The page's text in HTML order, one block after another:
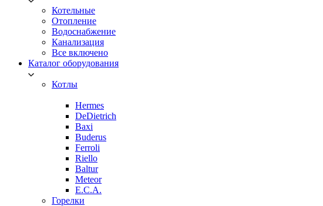
Котельные
Отопление
Водоснабжение
Канализация
Все включено
Каталог оборудования
Котлы
Hermes
DeDietrich
Baxi
Buderus
Ferroli
Riello
Baltur
Meteor
E.C.A.
Горелки